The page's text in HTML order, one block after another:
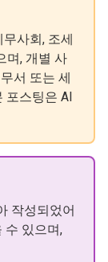
사회, 조세
며, 개별 사
서 또는 세
포스팅은 AI
작성되었어
수 있으며,